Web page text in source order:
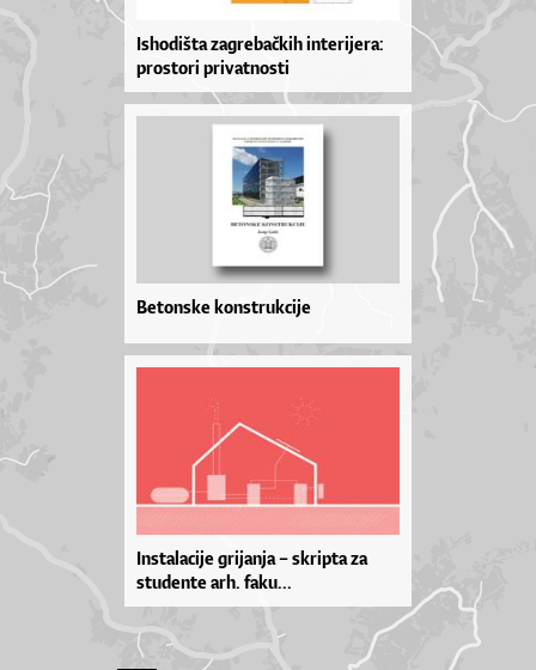
Ishodišta zagrebačkih interijera:
prostori privatnosti
Betonske konstrukcije
Instalacije grijanja – skripta za
studente arh. faku...